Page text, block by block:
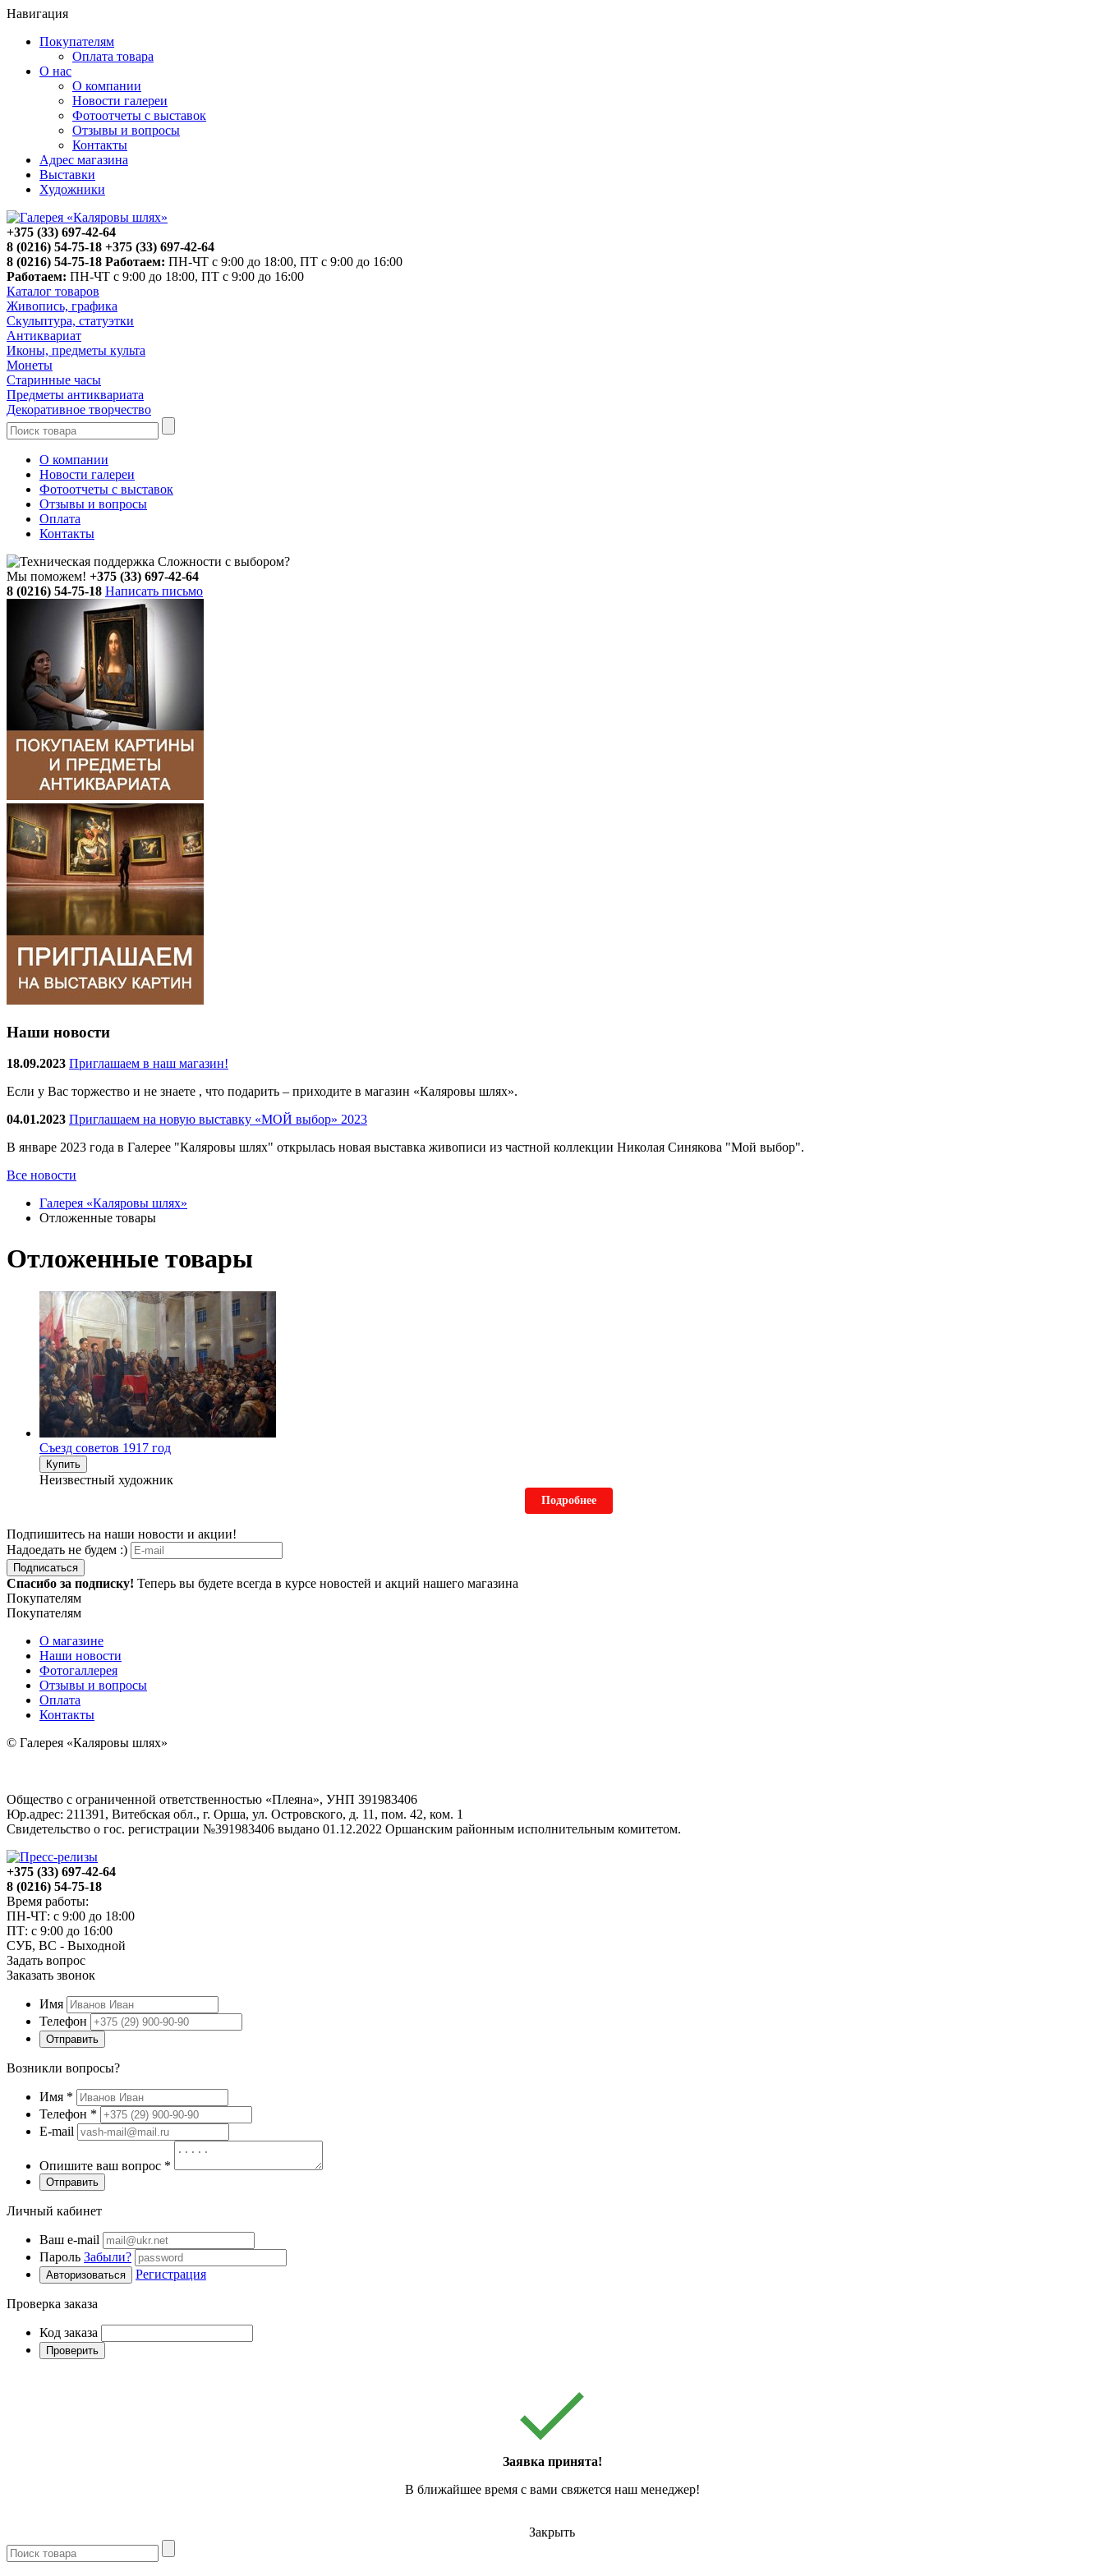
Навигация
Покупателям
Оплата товара
О нас
О компании
Новости галереи
Фотоотчеты с выставок
Отзывы и вопросы
Контакты
Адрес магазина
Выставки
Художники
+375 (33) 697-42-64
8 (0216) 54-75-18 +375 (33) 697-42-64
8 (0216) 54-75-18 Работаем: ПН-ЧТ с 9:00 до 18:00, ПТ с 9:00 до 16:00
Работаем: ПН-ЧТ с 9:00 до 18:00, ПТ с 9:00 до 16:00
Каталог товаров
Живопись, графика
Скульптура, статуэтки
Антиквариат
Иконы, предметы культа
Монеты
Старинные часы
Предметы антиквариата
Декоративное творчество
О компании
Новости галереи
Фотоотчеты с выставок
Отзывы и вопросы
Оплата
Контакты
Сложности с выбором?
Мы поможем! +375 (33) 697-42-64
8 (0216) 54-75-18 Написать письмо
Наши новости
18.09.2023 Приглашаем в наш магазин!
Если у Вас торжество и не знаете , что подарить – приходите в магазин «Каляровы шлях».
04.01.2023 Приглашаем на новую выставку «МОЙ выбор» 2023
В январе 2023 года в Галерее "Каляровы шлях" открылась новая выставка живописи из частной коллекции Николая Синякова "Мой выбор".
Все новости
Галерея «Каляровы шлях»
Отложенные товары
Отложенные товары
Съезд советов 1917 год
Купить
Неизвестный художник
Подробнее
Подпишитесь на наши новости и акции!
Надоедать не будем :)
Подписаться
Спасибо за подписку! Теперь вы будете всегда в курсе новостей и акций нашего магазина
Покупателям
Покупателям
О магазине
Наши новости
Фотогаллерея
Отзывы и вопросы
Оплата
Контакты
© Галерея «Каляровы шлях»
Общество с ограниченной ответственностью «Плеяна», УНП 391983406
Юр.адрес: 211391, Витебская обл., г. Орша, ул. Островского, д. 11, пом. 42, ком. 1
Свидетельство о гос. регистрации №391983406 выдано 01.12.2022 Оршанским районным исполнительным комитетом.
+375 (33) 697-42-64
8 (0216) 54-75-18
Время работы:
ПН-ЧТ: с 9:00 до 18:00
ПТ: с 9:00 до 16:00
СУБ, ВС - Выходной
Задать вопрос
Заказать звонок
Имя
Телефон
Отправить
Возникли вопросы?
Имя *
Телефон *
E-mail
Опишите ваш вопрос *
Отправить
Личный кабинет
Ваш e-mail
Пароль Забыли?
Авторизоваться Регистрация
Проверка заказа
Код заказа
Проверить
Заявка принята!
В ближайшее время с вами свяжется наш менеджер!
Закрыть